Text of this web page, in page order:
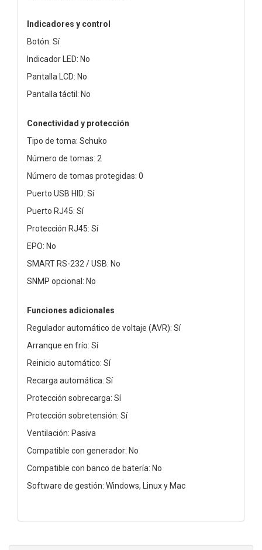
Indicadores y control
Botón: Sí
Indicador LED: No
Pantalla LCD: No
Pantalla táctil: No
Conectividad y protección
Tipo de toma: Schuko
Número de tomas: 2
Número de tomas protegidas: 0
Puerto USB HID: Sí
Puerto RJ45: Sí
Protección RJ45: Sí
EPO: No
SMART RS-232 / USB: No
SNMP opcional: No
Funciones adicionales
Regulador automático de voltaje (AVR): Sí
Arranque en frío: Sí
Reinicio automático: Sí
Recarga automática: Sí
Protección sobrecarga: Sí
Protección sobretensión: Sí
Ventilación: Pasiva
Compatible con generador: No
Compatible con banco de batería: No
Software de gestión: Windows, Linux y Mac